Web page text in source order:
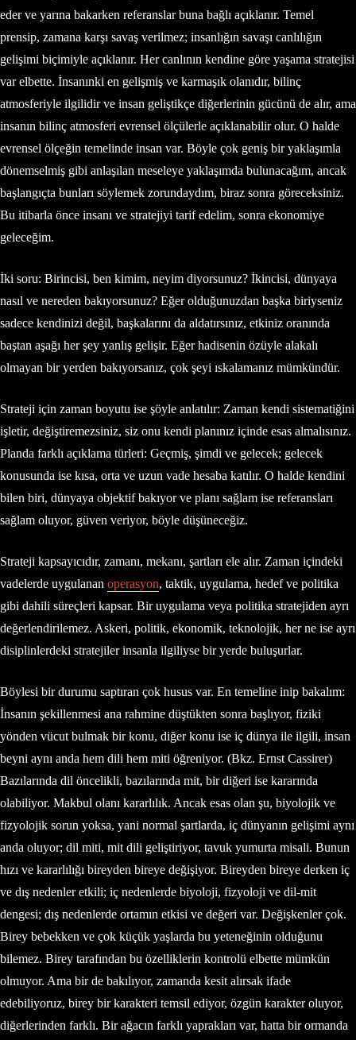
eder ve yarına bakarken referanslar buna bağlı açıklanır. Temel
prensip, zamana karşı savaş verilmez; insanlığın savaşı canlılığın
gelişimi biçimiyle açıklanır. Her canlının kendine göre yaşama stratejisi
var elbette. İnsanınki en gelişmiş ve karmaşık olanıdır, bilinç
atmosferiyle ilgilidir ve insan geliştikçe diğerlerinin gücünü de alır, ama
insanın bilinç atmosferi evrensel ölçülerle açıklanabilir olur. O halde
evrensel ölçeğin temelinde insan var. Böyle çok geniş bir yaklaşımla
dönemselmiş gibi anlaşılan meseleye yaklaşımda bulunacağım, ancak
başlangıçta bunları söylemek zorundaydım, biraz sonra göreceksiniz.
Bu itibarla önce insanı ve stratejiyi tarif edelim, sonra ekonomiye
geleceğim.
İki soru: Birincisi, ben kimim, neyim diyorsunuz? İkincisi, dünyaya
nasıl ve nereden bakıyorsunuz? Eğer olduğunuzdan başka biriyseniz
sadece kendinizi değil, başkalarını da aldatırsınız, etkiniz oranında
baştan aşağı her şey yanlış gelişir. Eğer hadisenin özüyle alakalı
olmayan bir yerden bakıyorsanız, çok şeyi ıskalamanız mümkündür.
Strateji için zaman boyutu ise şöyle anlatılır: Zaman kendi sistematiğini
işletir, değiştiremezsiniz, siz onu kendi planınız içinde esas almalısınız.
Planda farklı açıklama türleri: Geçmiş, şimdi ve gelecek; gelecek
konusunda ise kısa, orta ve uzun vade hesaba katılır. O halde kendini
bilen biri, dünyaya objektif bakıyor ve planı sağlam ise referansları
sağlam oluyor, güven veriyor, böyle düşüneceğiz.
Strateji kapsayıcıdır, zamanı, mekanı, şartları ele alır. Zaman içindeki
vadelerde uygulanan operasyon, taktik, uygulama, hedef ve politika
gibi dahili süreçleri kapsar. Bir uygulama veya politika stratejiden ayrı
değerlendirilemez. Askeri, politik, ekonomik, teknolojik, her ne ise ayrı
disiplinlerdeki stratejiler insanla ilgiliyse bir yerde buluşurlar.
Böylesi bir durumu saptıran çok husus var. En temeline inip bakalım:
İnsanın şekillenmesi ana rahmine düştükten sonra başlıyor, fiziki
yönden vücut bulmak bir konu, diğer konu ise iç dünya ile ilgili, insan
beyni aynı anda hem dili hem miti öğreniyor. (Bkz. Ernst Cassirer)
Bazılarında dil öncelikli, bazılarında mit, bir diğeri ise kararında
olabiliyor. Makbul olanı kararlılık. Ancak esas olan şu, biyolojik ve
fizyolojik sorun yoksa, yani normal şartlarda, iç dünyanın gelişimi aynı
anda oluyor; dil miti, mit dili geliştiriyor, tavuk yumurta misali. Bunun
hızı ve kararlılığı bireyden bireye değişiyor. Bireyden bireye derken iç
ve dış nedenler etkili; iç nedenlerde biyoloji, fizyoloji ve dil-mit
dengesi; dış nedenlerde ortamın etkisi ve değeri var. Değişkenler çok.
Birey bebekken ve çok küçük yaşlarda bu yeteneğinin olduğunu
bilemez. Birey tarafından bu özelliklerin kontrolü elbette mümkün
olmuyor. Ama bir de bakılıyor, zamanda kesit alırsak ifade
edebiliyoruz, birey bir karakteri temsil ediyor, özgün karakter oluyor,
diğerlerinden farklı. Bir ağacın farklı yaprakları var, hatta bir ormanda